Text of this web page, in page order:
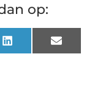
op:
LinkedInEmail